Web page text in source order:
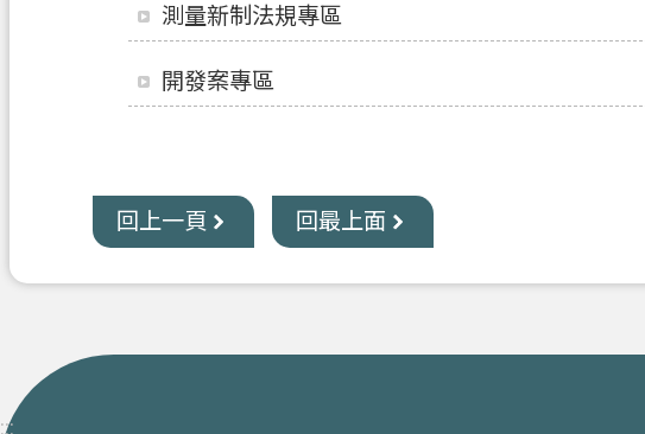
測量新制法規專區
開發案專區
回上一頁 回最上面
:::